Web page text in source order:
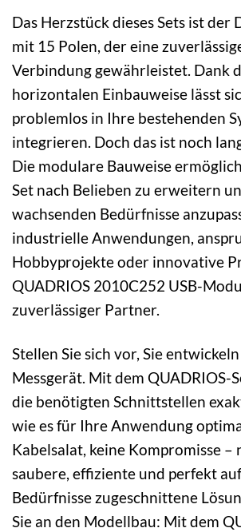
Das Herzstück dieses Sets ist der
mit 15 Polen, der eine
Verbindung gewährleistet. Dank
horizontalen Einbauweise lässt
problemlos in Ihre bestehenden
integrieren. Doch das ist noch
Die modulare Bauweise
Set nach Belieben zu erweitern
wachsenden Bedürfnisse
industrielle Anwendungen,
Hobbyprojekte oder innovative
QUADRIOS 2010C252 USB-
zuverlässiger Partner.
Stellen Sie sich vor, Sie
Messgerät. Mit dem QUADRIOS-
die benötigten Schnittstellen
wie es für Ihre Anwendung
Kabelsalat, keine Kompromisse –
saubere, effiziente und perfekt
Bedürfnisse zugeschnittene
Sie an den Modellbau: Mit dem